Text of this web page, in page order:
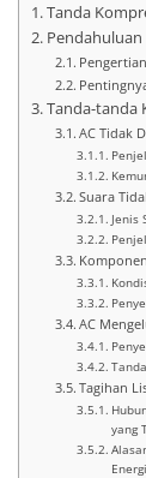
Tanda
Pendahuluan
Tanda-tanda
AC Tidak
Suara
Jenis
AC
Tagihan
yang
Energi